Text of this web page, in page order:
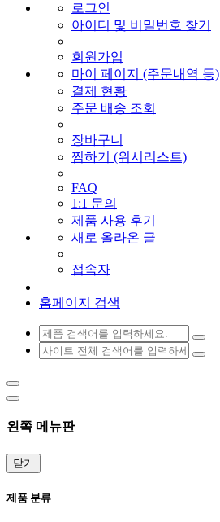
로그인
아이디 및 비밀번호 찾기
회원가입
마이 페이지 (주문내역 등)
결제 현황
주문 배송 조회
장바구니
찜하기 (위시리스트)
FAQ
1:1 문의
제품 사용 후기
새로 올라온 글
접속자
홈페이지 검색
왼쪽 메뉴판
닫기
제품 분류